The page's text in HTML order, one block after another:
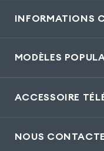
INFORMATIONS
MODÈLES
ACCESSOIRE
NOUS